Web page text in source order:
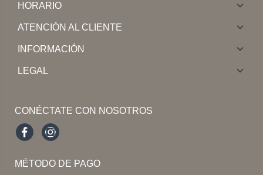
HORARIO
ATENCIÓN AL CLIENTE
INFORMACIÓN
LEGAL
CONÉCTATE CON NOSOTROS
FacebookInstagram
MÉTODO DE PAGO